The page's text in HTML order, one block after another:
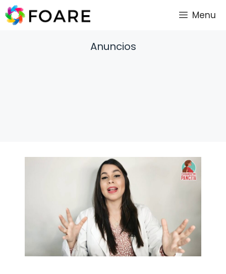
Saltar
al
Menu
Anuncios